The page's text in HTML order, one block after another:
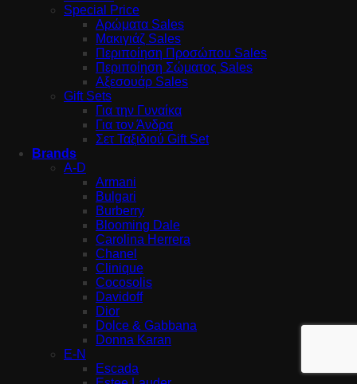
Special Price
Αρώματα Sales
Μακιγιάζ Sales
Περιποίηση Προσώπου Sales
Περιποίηση Σώματος Sales
Αξεσουάρ Sales
Gift Sets
Για την Γυναίκα
Για τον Άνδρα
Σετ Ταξιδιού Gift Set
Brands
A-D
Armani
Bulgari
Burberry
Blooming Dale
Carolina Herrera
Chanel
Clinique
Cocosolis
Davidoff
Dior
Dolce & Gabbana
Donna Karan
E-N
Escada